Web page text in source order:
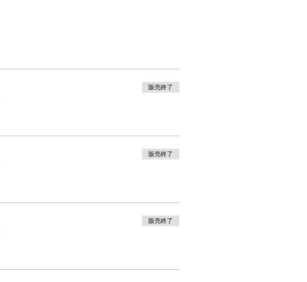
販売終了
販売終了
販売終了